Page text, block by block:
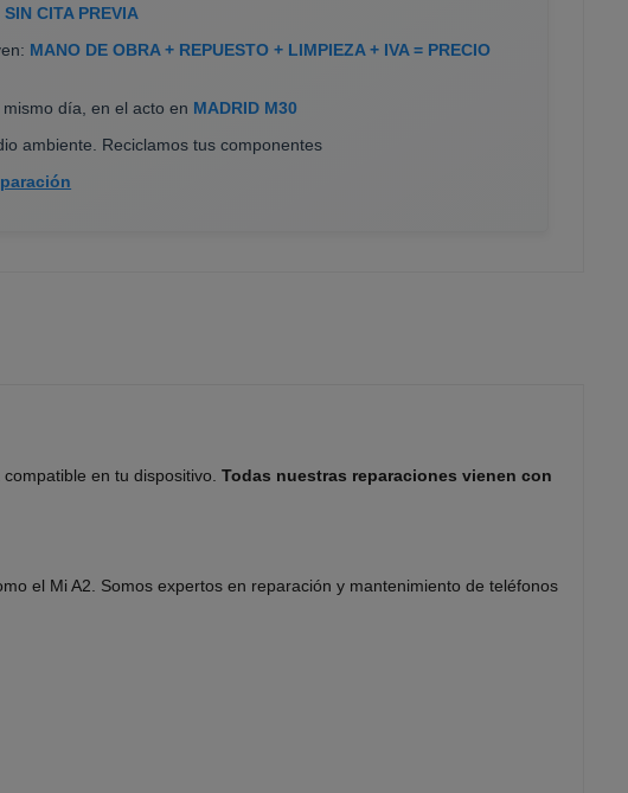
SIN CITA PREVIA
MANO DE OBRA + REPUESTO + LIMPIEZA + IVA = PRECIO
día, en el acto en MADRID M30
ambiente. Reciclamos tus componentes
en tu dispositivo. Todas nuestras reparaciones vienen con
el Mi A2. Somos expertos en reparación y mantenimiento de teléfonos